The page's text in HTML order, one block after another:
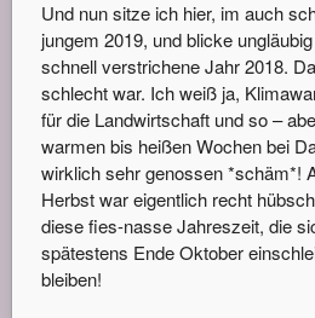
Und nun sitze ich hier, im auch
jungem 2019, und blicke
schnell verstrichene Jahr 2018.
schlecht war. Ich weiß ja,
für die Landwirtschaft und so –
warmen bis heißen Wochen bei
wirklich sehr genossen *schäm*!
Herbst war eigentlich recht
diese fies-nasse Jahreszeit, die
spätestens Ende Oktober
bleiben!